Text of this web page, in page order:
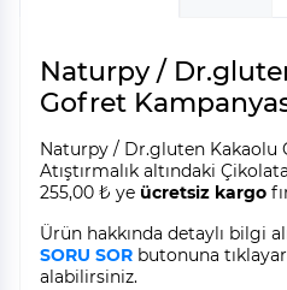
Naturpy /
Gofret
Naturpy / Dr.gluten Kakaolu
Atıştırmalık altındaki
255,00 ₺ ye ücretsiz kargo
Ürün hakkında detaylı bilgi
SORU SOR butonuna
alabilirsiniz.